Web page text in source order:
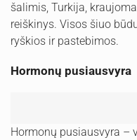
šalimis, Turkija,
reiškinys. Visos šiuo
ryškios ir pastebimos.
Hormonų pusiausvyra
Hormonų pusiausvyra –